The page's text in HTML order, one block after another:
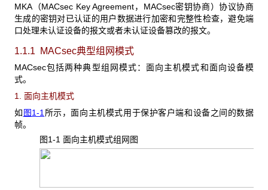
MKA（MACsec Key Agreement，MACsec密钥协商）协议协商
生成的密钥对已认证的用户数据进行加密和完整性检查，避免端
口处理未认证设备的报文或者未认证设备篡改的报文。
1.1.1 MACsec典型组网模式
MACsec包括两种典型组网模式：面向主机模式和面向设备模
式。
1. 面向主机模式
如图1-1 所示，面向主机模式用于保护客户端和设备之间的数据
帧。
图1-1 面向主机模式组网图